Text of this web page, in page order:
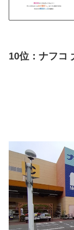
10位：ナフコ